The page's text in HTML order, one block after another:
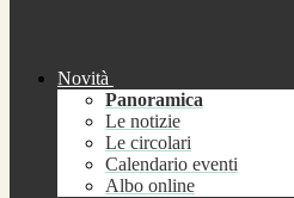
Novità
Panoramica
Le notizie
Le circolari
Calendario eventi
Albo online